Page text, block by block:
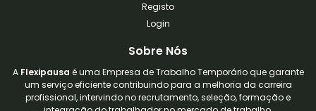
Registo
Login
Sobre Nós
A Flexipausa é uma Empresa de Trabalho Temporário que garante
um serviço eficiente contribuindo para a melhoria da carreira
profissional, intervindo no recrutamento, seleção, formação e